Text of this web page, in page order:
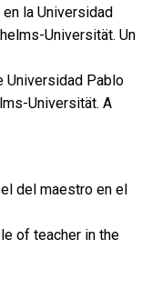
la Universidad
Universität. Un
Universidad Pablo
Universität. A
del maestro en el
of teacher in the